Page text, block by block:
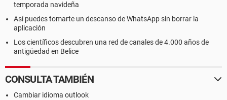
temporada navideña
Así puedes tomarte un descanso de WhatsApp sin borrar la
aplicación
Los científicos descubren una red de canales de 4.000 años de
antigüedad en Belice
CONSULTA TAMBIÉN
Cambiar idioma outlook